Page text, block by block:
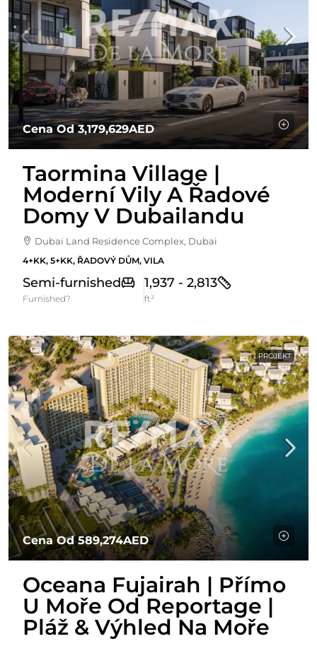
Cena Od3,179,629AED
Taormina Village |
Moderní Vily A Řadové
Domy V Dubailandu
Dubai Land Residence Complex, Dubai
4+KK, 5+KK, ŘADOVÝ DŮM, VILA
Semi-furnished
Furnished?
1,937 - 2,813
ft²
PROJEKT
Cena Od589,274AED
Oceana Fujairah | Přímo
U Moře Od Reportage |
Pláž & Výhled Na Moře